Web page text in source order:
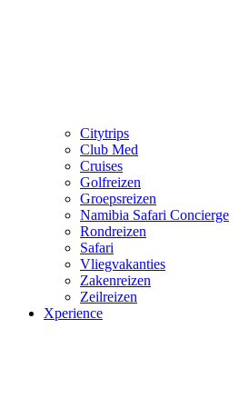
Citytrips
Club Med
Cruises
Golfreizen
Groepsreizen
Namibia Safari Concierge
Rondreizen
Safari
Vliegvakanties
Zakenreizen
Zeilreizen
Xperience